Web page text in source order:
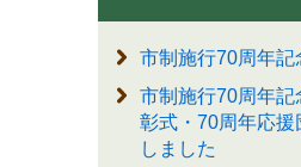
市制施行70周年
市制施行70周年記
彰式・70周年応援
しました